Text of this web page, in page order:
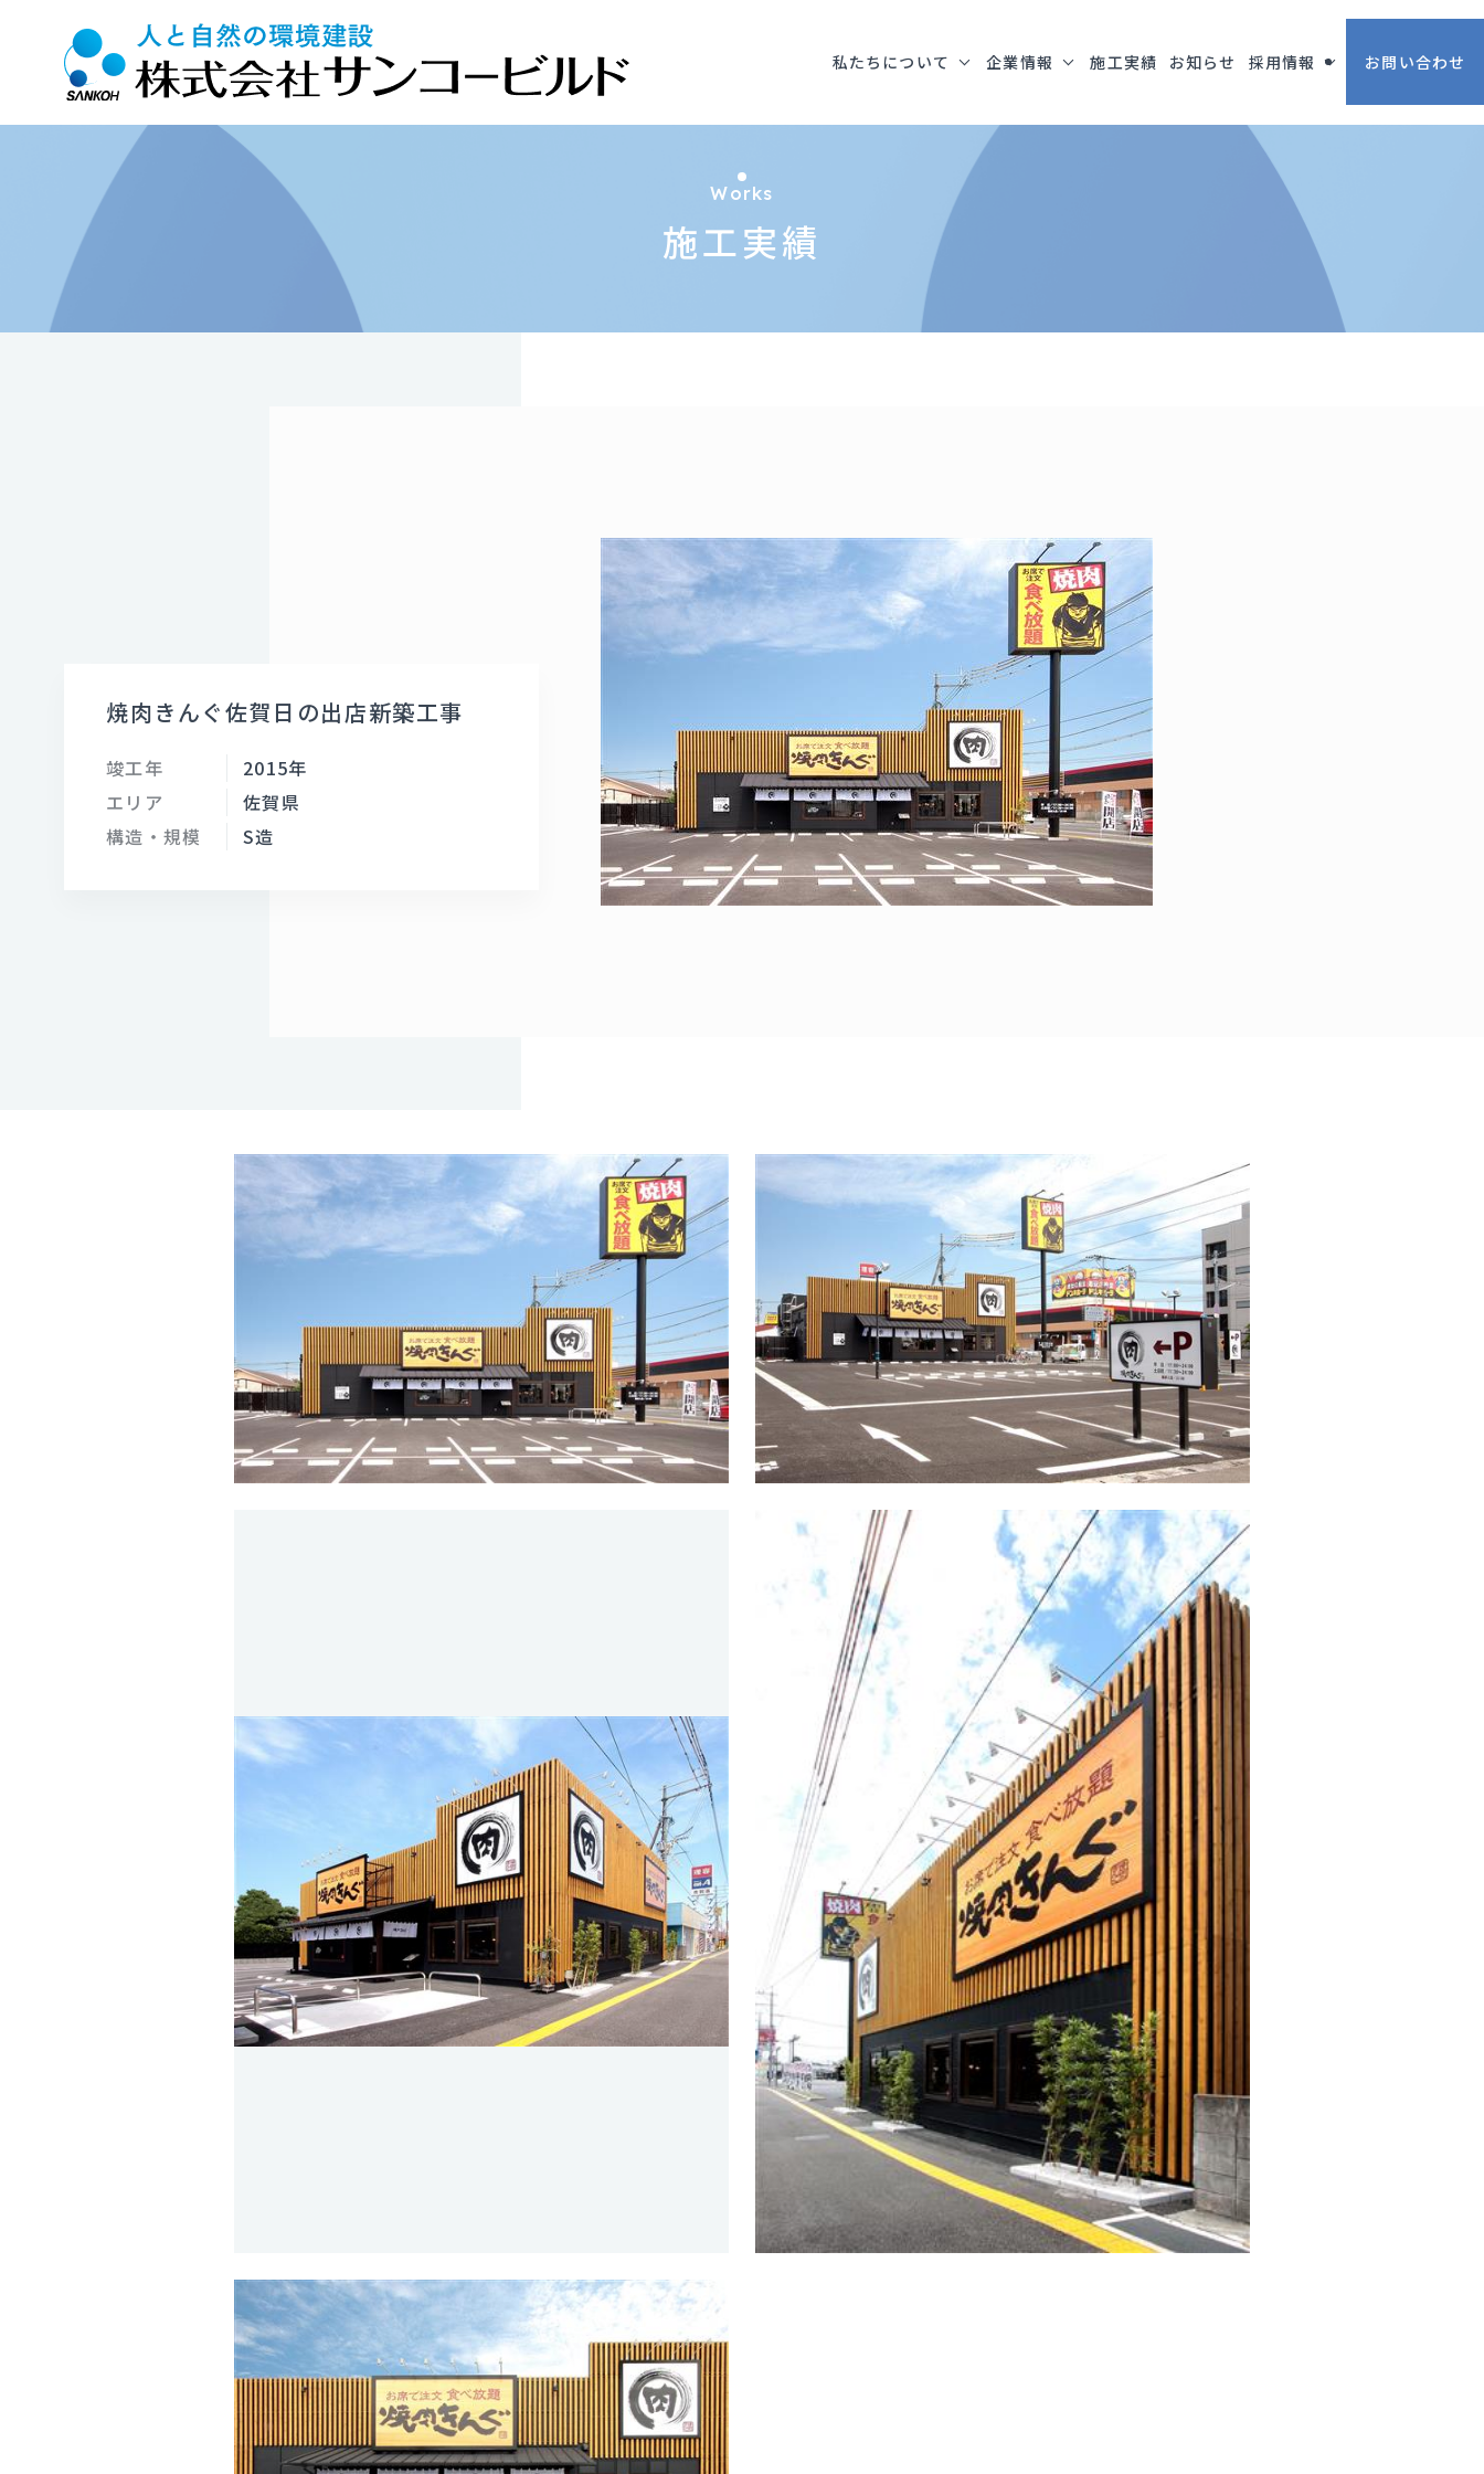
私たちについて 企業情報 施工実績 お知らせ 採用情報 お問い合わせ
Top>施工実績>商業施設・店舗>焼肉きんぐ佐賀日の出店新築工事
Works
施工実績
焼肉きんぐ佐賀日の出店新築工事
竣工年
2015年
エリア
佐賀県
構造・規模
S造